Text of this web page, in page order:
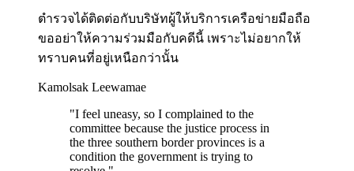
ตำรวจได้ติดต่อกับบริษัทผู้ให้บริการเครือข่ายมือถือ
ขออย่าให้ความร่วมมือกับคดีนี้ เพราะไม่อยากให้
ทราบคนที่อยู่เหนือกว่านั้น
Kamolsak Leewamae
"I feel uneasy, so I complained to the
committee because the justice process in
the three southern border provinces is a
condition the government is trying to